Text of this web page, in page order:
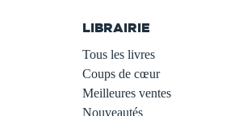
LIBRAIRIE
Tous les livres
Coups de cœur
Meilleures ventes
Nouveautés